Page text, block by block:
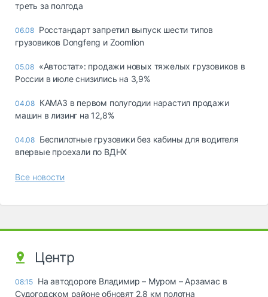
треть за полгода
06.08 Росстандарт запретил выпуск шести типов
грузовиков Dongfeng и Zoomlion
05.08 «Автостат»: продажи новых тяжелых грузовиков в
России в июле снизились на 3,9%
04.08 КАМАЗ в первом полугодии нарастил продажи
машин в лизинг на 12,8%
04.08 Беспилотные грузовики без кабины для водителя
впервые проехали по ВДНХ
Все новости
Центр
08:15 На автодороге Владимир – Муром – Арзамас в
Судогодском районе обновят 2,8 км полотна